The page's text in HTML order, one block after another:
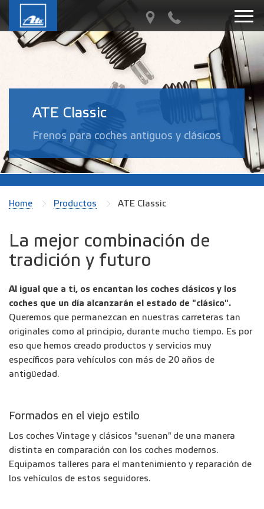
ATE Classic
Frenos para coches antiguos y clásicos
Home Productos ATE Classic
La mejor combinación de
tradición y futuro
Al igual que a ti, os encantan los coches clásicos y los
coches que un día alcanzarán el estado de "clásico".
Queremos que permanezcan en nuestras carreteras tan
originales como al principio, durante mucho tiempo. Es por
eso que hemos creado productos y servicios muy
específicos para vehículos con más de 20 años de
antigüedad.
Formados en el viejo estilo
Los coches Vintage y clásicos "suenan" de una manera
distinta en comparación con los coches modernos.
Equipamos talleres para el mantenimiento y reparación de
los vehículos de estos seguidores.